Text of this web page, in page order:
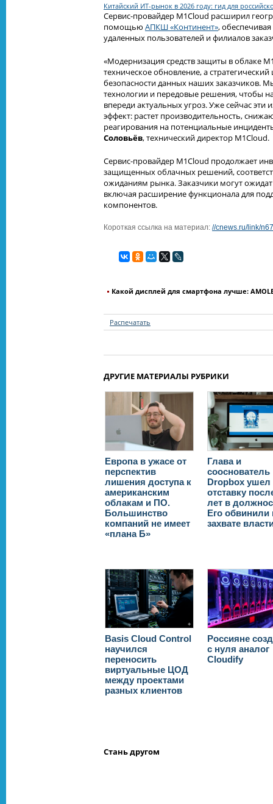
Китайский ИТ-рынок в 2026 году: гид для
Сервис-провайдер M1Cloud расширил
помощью АПКШ «Континент»,
удаленных пользователей и филиалов
«Модернизация средств защиты в облаке
техническое обновление, а
безопасности данных наших заказчиков.
технологии и передовые решения, чтобы
впереди актуальных угроз. Уже сейчас
эффект: растет производительность,
реагирования на потенциальные
Соловьёв, технический директор M1Cloud.
Сервис-провайдер M1Cloud продолжает
защищенных облачных решений,
ожиданиям рынка. Заказчики могут
включая расширение функционала для
компонентов.
Короткая ссылка на материал: //cnews.ru/link/
Какой дисплей для смартфона лучше:
Распечатать
ДРУГИЕ МАТЕРИАЛЫ РУБРИКИ
Европа в ужасе от
перспектив
лишения доступа к
американским
облакам и ПО.
Большинство
компаний не имеет
«плана Б»
Глава и
сооснователь
Dropbox ушел
отставку
лет в
Его обвинили
захвате
Basis Cloud Control
научилcя
переносить
виртуальные ЦОД
между проектами
разных клиентов
Россияне
с нуля аналог
Cloudify
Стань другом